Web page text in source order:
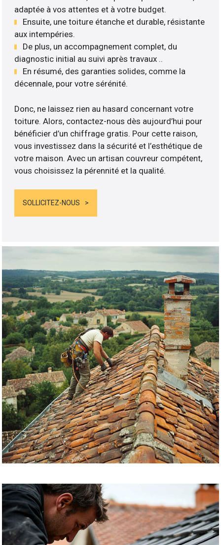
adaptée à vos attentes et à votre budget.
Ensuite, une toiture étanche et durable, résistante
aux intempéries.
De plus, un accompagnement complet, du
diagnostic initial au suivi après travaux ..
En résumé, des garanties solides, comme la
décennale, pour votre sérénité.
Donc, ne laissez rien au hasard concernant votre
toiture. Alors, contactez-nous dès aujourd’hui pour
bénéficier d’un chiffrage gratis. Pour cette raison,
vous investissez dans la sécurité et l’esthétique de
votre maison. Avec un artisan couvreur compétent,
vous choisissez la pérennité et la qualité.
SOLLICITEZ-NOUS